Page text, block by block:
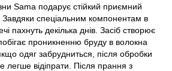
Sama подарує стійкий приємний
спеціальним компонентам в
пахнуть декілька днів. Засіб створює
проникненню бруду в волокна
одяг забрудниться, після обробки
легше відіпрати. Після прання з